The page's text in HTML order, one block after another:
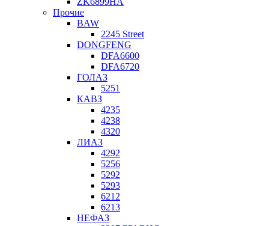
Прочие
BAW
2245 Street
DONGFENG
DFA6600
DFA6720
ГОЛАЗ
5251
КАВЗ
4235
4238
4320
ЛИАЗ
4292
5256
5292
5293
6212
6213
НЕФАЗ